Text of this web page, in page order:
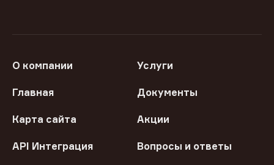
О компании Услуги
Главная Документы
Карта сайта Акции
API Интеграция Вопросы и ответы